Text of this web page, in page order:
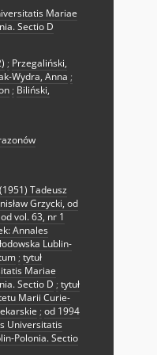
Mariae
Sectio D
; Przegaliński,
Wydra, Anna ;
; Biliński,
Tadeusz
Grzycki, od
vol. 63, nr 1
Annales
Lublin-
; tytuł
Mariae
Sectio D ; tytuł
Marii Curie-
; od 1994
Universitatis
Polonia. Sectio